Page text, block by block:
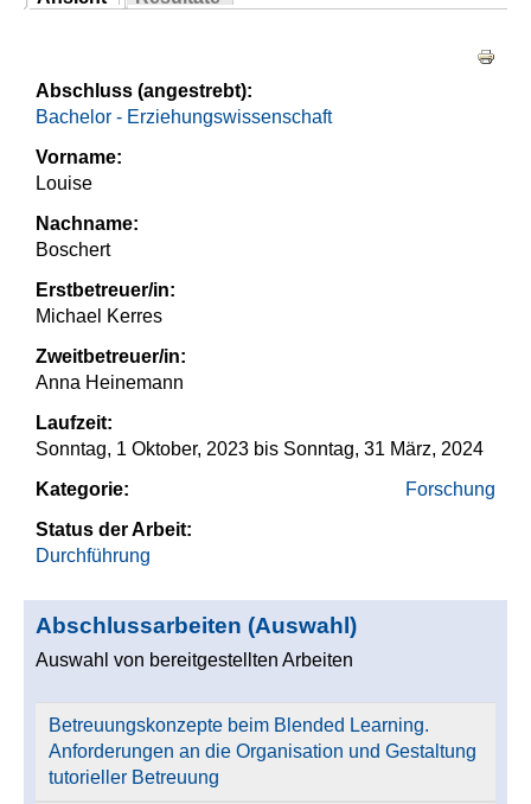
(aktiver Reiter)
Abschluss (angestrebt):
Bachelor - Erziehungswissenschaft
Vorname:
Louise
Nachname:
Boschert
Erstbetreuer/in:
Michael Kerres
Zweitbetreuer/in:
Anna Heinemann
Laufzeit:
Sonntag, 1 Oktober, 2023 bis Sonntag, 31 März, 2024
Kategorie:
Forschung
Status der Arbeit:
Durchführung
Abschlussarbeiten (Auswahl)
Auswahl von bereitgestellten Arbeiten
Betreuungskonzepte beim Blended Learning.
Anforderungen an die Organisation und Gestaltung
tutorieller Betreuung